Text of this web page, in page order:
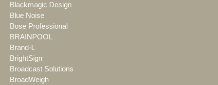
Blackmagic Design
Blue Noise
Bose Professional
BRAINPOOL
Brand-L
BrightSign
Broadcast Solutions
BroadWeigh